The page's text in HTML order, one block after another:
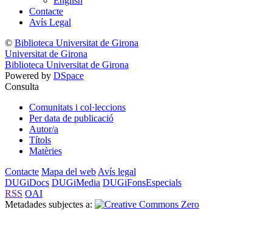
Contacte
Avís Legal
© Biblioteca Universitat de Girona
Universitat de Girona
Biblioteca Universitat de Girona
Powered by DSpace
Consulta
Comunitats i col·leccions
Per data de publicació
Autor/a
Títols
Matèries
Contacte Mapa del web Avís legal
DUGiDocs DUGiMedia DUGiFonsEspecials
RSS OAI
Metadades subjectes a: